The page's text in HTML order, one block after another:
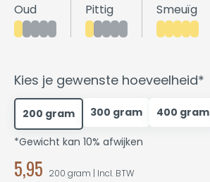
Oud Pittig Smeuïg
Kies je gewenste hoeveelheid*
200 gram 300 gram 400 gram
*Gewicht kan 10% afwijken
5,95 200 gram | Incl. BTW